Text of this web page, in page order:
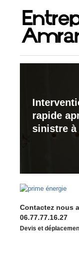
rapide
sinistre à
Contactez nous
06.77.77.16.27
Devis et